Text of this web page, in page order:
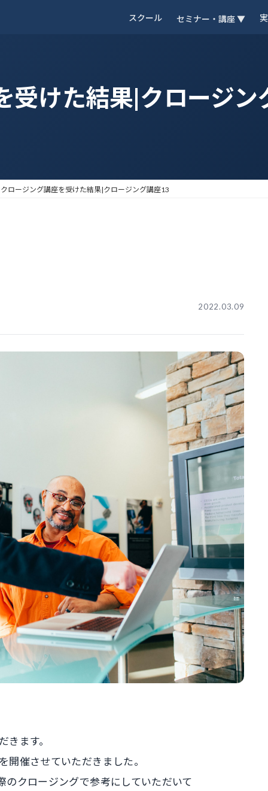
スクール セミナー・講座 ▼
受けた結果|クロージン
クロージング講座を受けた結果|クロージング講座13
2022.03.09
きます。
開催させていただきました。
のクロージングで参考にしていただいて